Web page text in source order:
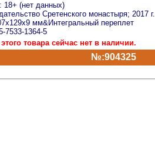
18+ (нет данных)
Сретенского монастыря; 2017 г.
мм&Интегральный переплет
7533-1364-5
товара сейчас нет в наличии.
№:904325